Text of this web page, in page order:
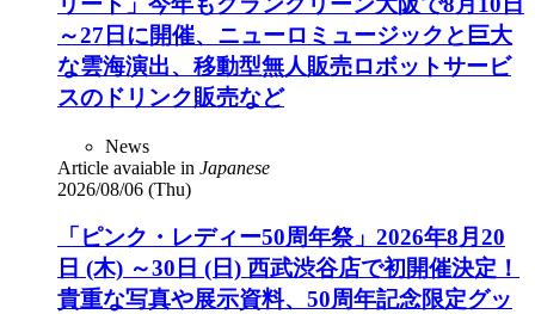
～27日に開催、ニューロミュージックと巨大
な雲海演出、移動型無人販売ロボットサービ
スのドリンク販売など
News
Article avaiable in Japanese
2026/08/06 (Thu)
「ピンク・レディー50周年祭」2026年8月20
日 (木) ～30日 (日) 西武渋谷店で初開催決定！
貴重な写真や展示資料、50周年記念限定グッ